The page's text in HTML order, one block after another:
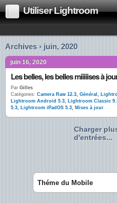
Utiliser Lightroom
Archives › juin, 2020
juin 16, 2020
Les belles, les belles miiiiises à
Par Gilles
Catégories: Camera Raw 12.3, Général ,
Lightroom Android 5.3, Lightroom Classic
5.3, Lightroom iPadOS 5.3, Mises à jour
Charger
d'entrées...
Théme du Mobile